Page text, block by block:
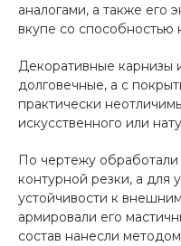
аналогами, а также его
вкупе со способностью
Декоративные карнизы
долговечные, а с
практически
искусственного или
По чертежу
контурной резки, а для
устойчивости к
армировали его
состав нанесли